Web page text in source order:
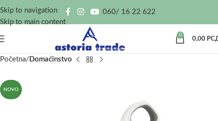
Skip to navigation
Skip to main content
060/ 16 22 622
0
0,00
Početna Domaćinstvo
NOVO